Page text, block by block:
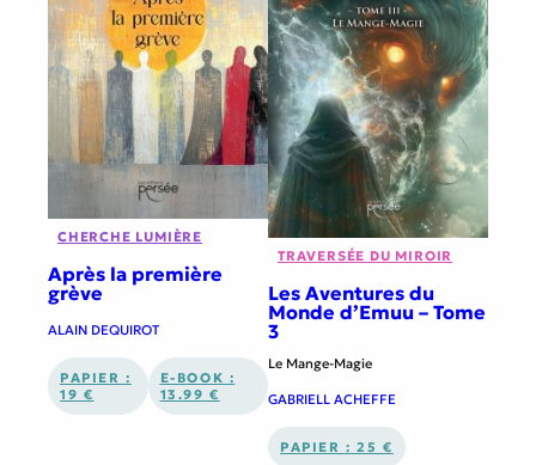
CHERCHE LUMIÈRE
Après la première
grève
ALAIN DEQUIROT
PAPIER :
19 €
E-BOOK :
13.99 €
TRAVERSÉE DU MIROIR
Les Aventures du
Monde d’Emuu – Tome
3
Le Mange-Magie
GABRIELL ACHEFFE
PAPIER : 25 €